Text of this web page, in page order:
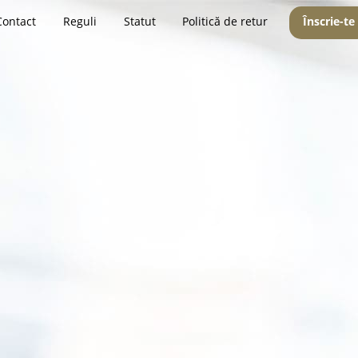
Reguli Statut Politică de retur Înscrie-te